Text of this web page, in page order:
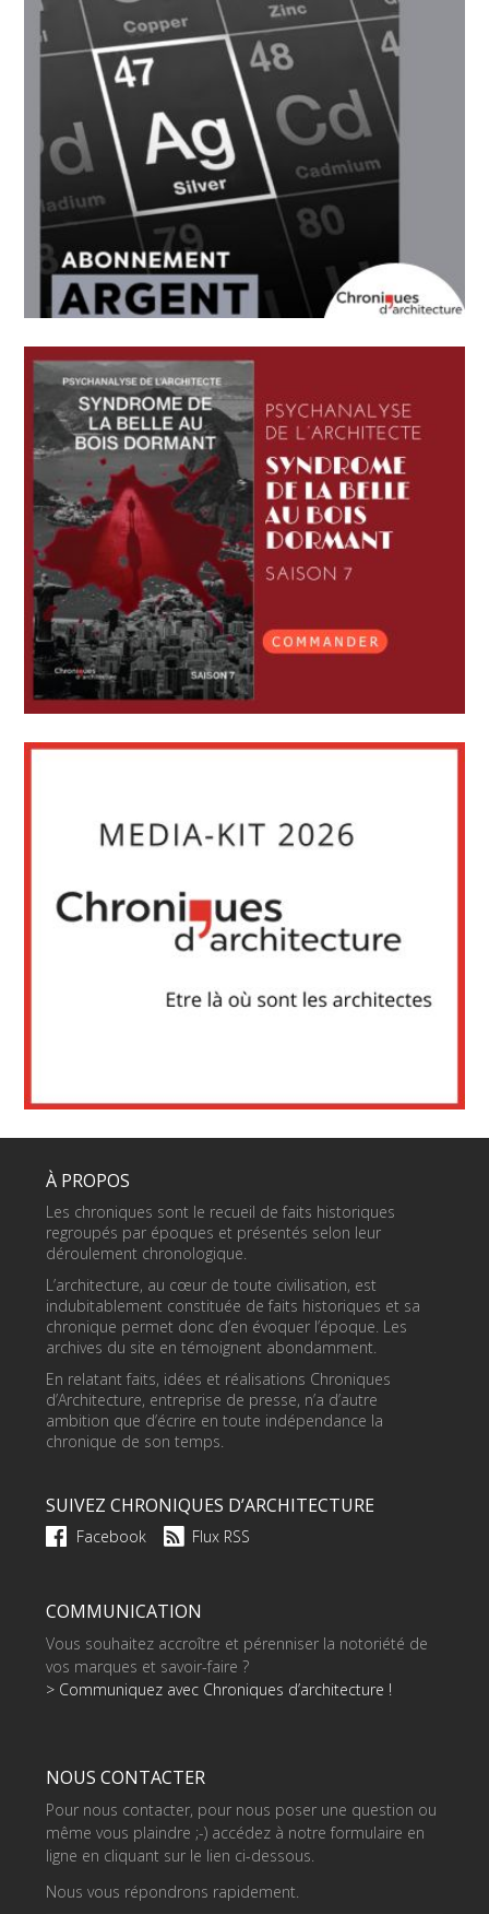
À PROPOS
Les chroniques sont le recueil de faits historiques
regroupés par époques et présentés selon leur
déroulement chronologique.
L’architecture, au cœur de toute civilisation, est
indubitablement constituée de faits historiques et sa
chronique permet donc d’en évoquer l’époque. Les
archives du site en témoignent abondamment.
En relatant faits, idées et réalisations Chroniques
d’Architecture, entreprise de presse, n’a d’autre
ambition que d’écrire en toute indépendance la
chronique de son temps.
SUIVEZ CHRONIQUES D’ARCHITECTURE
Facebook Flux RSS
COMMUNICATION
Vous souhaitez accroître et pérenniser la notoriété de
vos marques et savoir-faire ?
> Communiquez avec Chroniques d’architecture !
NOUS CONTACTER
Pour nous contacter, pour nous poser une question ou
même vous plaindre ;-) accédez à notre formulaire en
ligne en cliquant sur le lien ci-dessous.
Nous vous répondrons rapidement.